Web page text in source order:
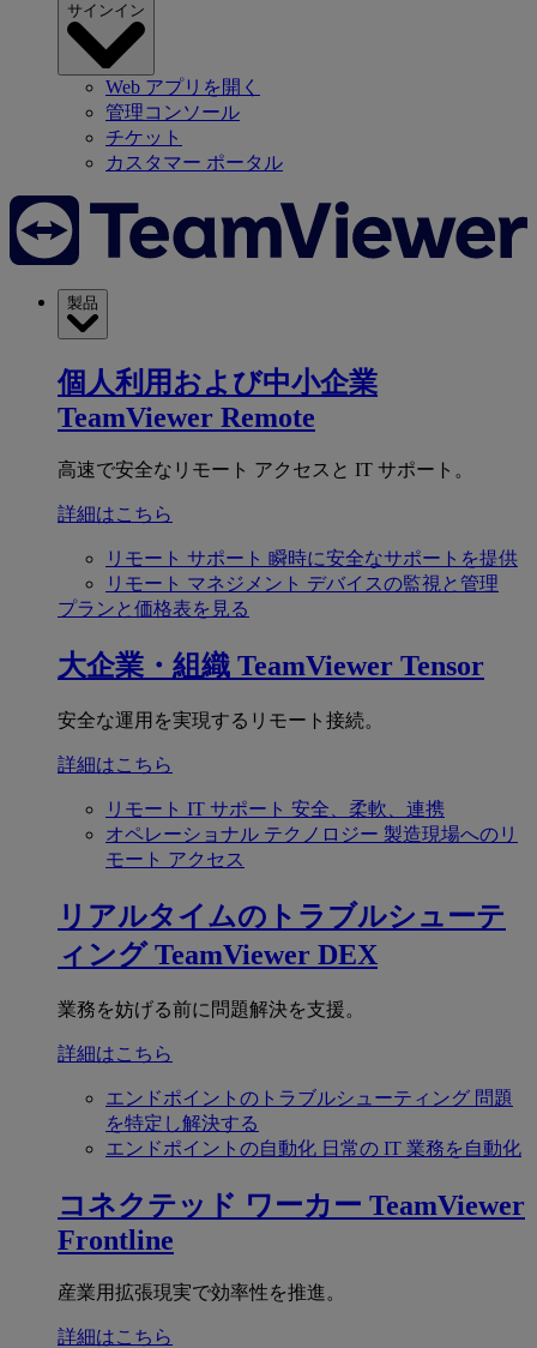
サインイン
Web アプリを開く
管理コンソール
チケット
カスタマー ポータル
製品
個人利用および中小企業
TeamViewer Remote
高速で安全なリモート アクセスと IT サポート。
詳細はこちら
リモート サポート 瞬時に安全なサポートを提供
リモート マネジメント デバイスの監視と管理
プランと価格表を見る
大企業・組織 TeamViewer Tensor
安全な運用を実現するリモート接続。
詳細はこちら
リモート IT サポート 安全、柔軟、連携
オペレーショナル テクノロジー 製造現場へのリ
モート アクセス
リアルタイムのトラブルシューテ
ィング TeamViewer DEX
業務を妨げる前に問題解決を支援。
詳細はこちら
エンドポイントのトラブルシューティング 問題
を特定し解決する
エンドポイントの自動化 日常の IT 業務を自動化
コネクテッド ワーカー TeamViewer
Frontline
産業用拡張現実で効率性を推進。
詳細はこちら